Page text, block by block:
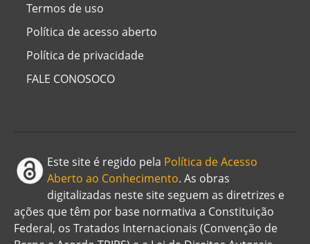
Termos de uso
Política de acesso aberto
Política de privacidade
FALE CONOSOCO
Este site é regido pela Política de Acesso
Aberto ao Conhecimento. As obras
digitalizadas neste site seguem as diretrizes e
ações que têm por base normativa a Constituição
Federal, os Tratados Internacionais (Convenção de